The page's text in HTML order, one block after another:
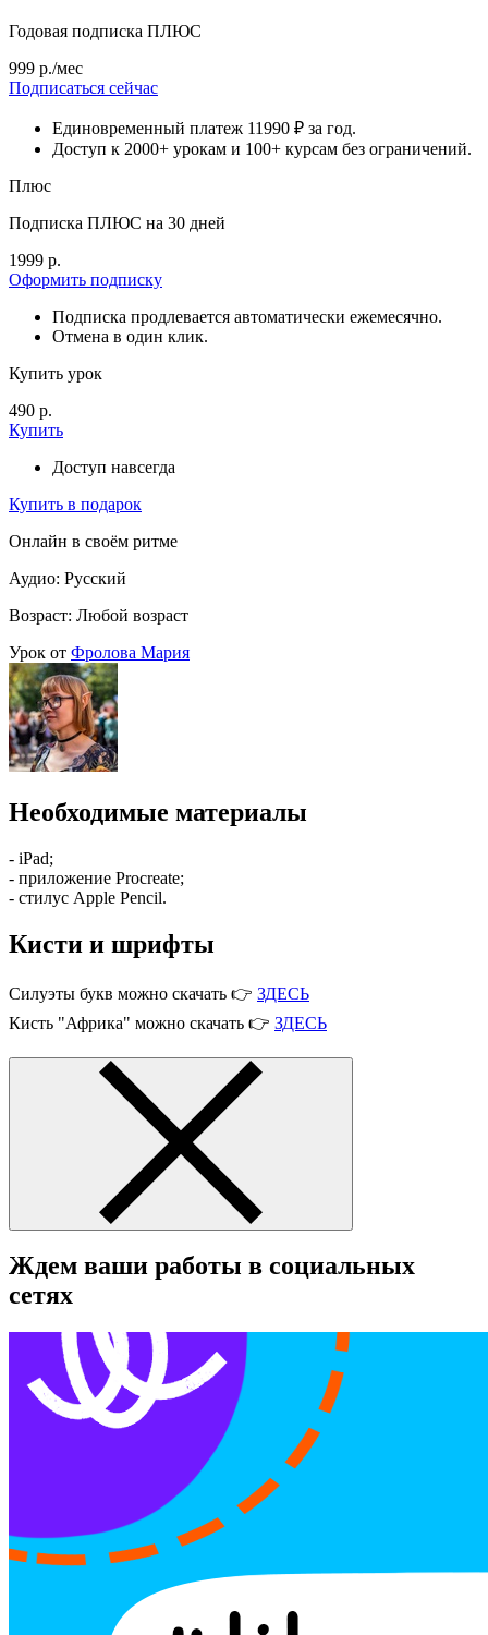
Годовая подписка ПЛЮС
999 р./мес
Подписаться сейчас
Единовременный платеж 11990 ₽ за год.
Доступ к 2000+ урокам и 100+ курсам без ограничений.
Плюс
Подписка ПЛЮС на 30 дней
1999 р.
Оформить подписку
Подписка продлевается автоматически ежемесячно.
Отмена в один клик.
Купить урок
490 р.
Купить
Доступ навсегда
Купить в подарок
Онлайн в своём ритме
Аудио: Русский
Возраст: Любой возраст
Урок от Фролова Мария
Необходимые материалы
- iPad;
- приложение Procreate;
- стилус Apple Pencil.
Кисти и шрифты
Силуэты букв можно скачать 👉 ЗДЕСЬ
Кисть "Африка" можно скачать 👉 ЗДЕСЬ
Ждем ваши работы в социальных
сетях